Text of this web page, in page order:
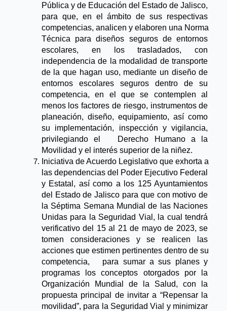
Pública y de Educación del Estado de Jalisco,
para que, en el ámbito de sus respectivas
competencias, analicen y elaboren una Norma
Técnica para diseños seguros de entornos
escolares, en los trasladados, con
independencia de la modalidad de transporte
de la que hagan uso, mediante un diseño de
entornos escolares seguros dentro de su
competencia, en el que se contemplen al
menos los factores de riesgo, instrumentos de
planeación, diseño, equipamiento, así como
su implementación, inspección y vigilancia,
privilegiando el   Derecho Humano a la
Movilidad y el interés superior de la niñez.
Iniciativa de Acuerdo Legislativo que exhorta a
las dependencias del Poder Ejecutivo Federal
y Estatal, así como a los 125 Ayuntamientos
del Estado de Jalisco para que con motivo de
la Séptima Semana Mundial de las Naciones
Unidas para la Seguridad Vial, la cual tendrá
verificativo del 15 al 21 de mayo de 2023, se
tomen consideraciones y se realicen las
acciones que estimen pertinentes dentro de su
competencia,   para sumar a sus planes y
programas los conceptos otorgados por la
Organización Mundial de la Salud, con la
propuesta principal de invitar a “Repensar la
movilidad”, para la Seguridad Vial y minimizar